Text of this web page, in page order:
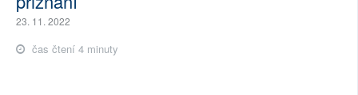
23. 11. 2022
čas čtení 4 minuty